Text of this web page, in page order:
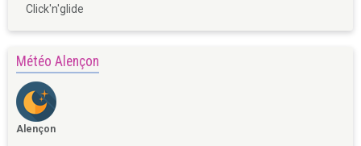
Click'n'glide
Météo Alençon
Alençon